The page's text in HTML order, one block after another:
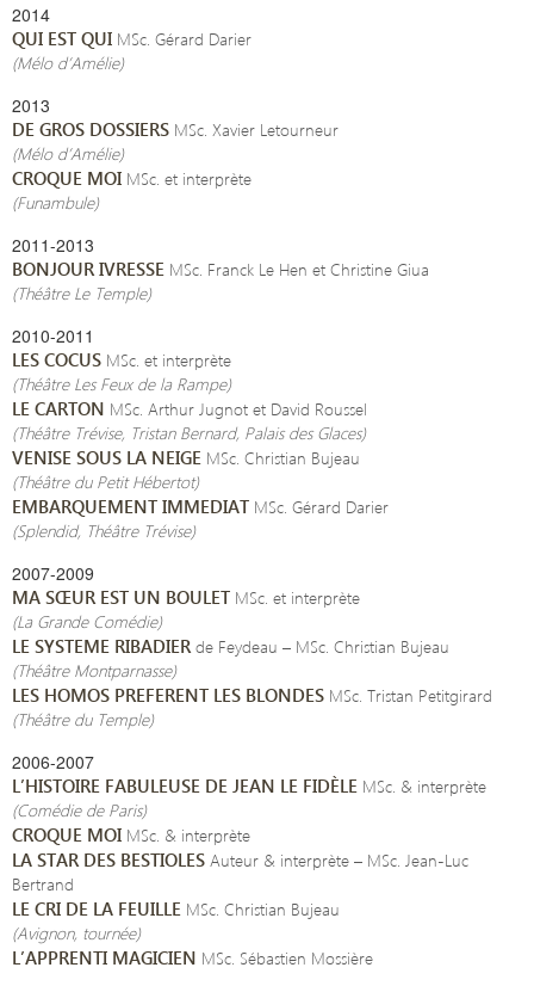
2014
QUI EST QUI MSc. Gérard Darier
(Mélo d’Amélie)
2013
DE GROS DOSSIERS MSc. Xavier Letourneur
(Mélo d’Amélie)
CROQUE MOI MSc. et interprète
(Funambule)
2011-2013
BONJOUR IVRESSE MSc. Franck Le Hen et Christine Giua
(Théâtre Le Temple)
2010-2011
LES COCUS MSc. et interprète
(Théâtre Les Feux de la Rampe)
LE CARTON MSc. Arthur Jugnot et David Roussel
(Théâtre Trévise, Tristan Bernard, Palais des Glaces)
VENISE SOUS LA NEIGE MSc. Christian Bujeau
(Théâtre du Petit Hébertot)
EMBARQUEMENT IMMEDIAT MSc. Gérard Darier
(Splendid, Théâtre Trévise)
2007-2009
MA SŒUR EST UN BOULET MSc. et interprète
(La Grande Comédie)
LE SYSTEME RIBADIER de Feydeau – MSc. Christian Bujeau
(Théâtre Montparnasse)
LES HOMOS PREFERENT LES BLONDES MSc. Tristan Petitgirard
(Théâtre du Temple)
2006-2007
L’HISTOIRE FABULEUSE DE JEAN LE FIDÈLE MSc. & interprète
(Comédie de Paris)
CROQUE MOI MSc. & interprète
LA STAR DES BESTIOLES Auteur & interprète – MSc. Jean-Luc
Bertrand
LE CRI DE LA FEUILLE MSc. Christian Bujeau
(Avignon, tournée)
L’APPRENTI MAGICIEN MSc. Sébastien Mossière